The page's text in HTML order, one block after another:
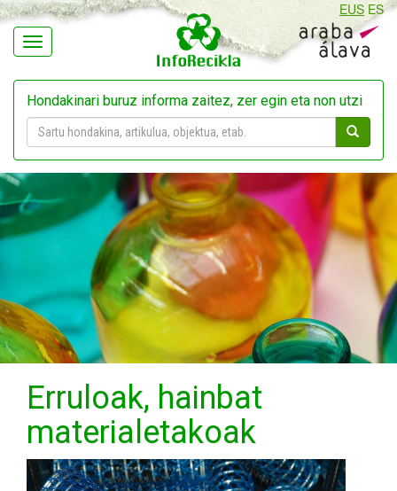
Navegación
EUS ES
Hondakinari buruz informa zaitez, zer egin eta non utzi
Erruloak, hainbat
materialetakoak